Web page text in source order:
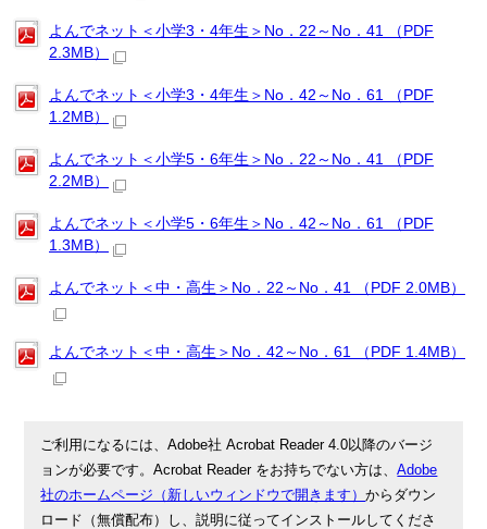
よんでネット＜小学3・4年生＞No．22～No．41 （PDF
2.3MB）
よんでネット＜小学3・4年生＞No．42～No．61 （PDF
1.2MB）
よんでネット＜小学5・6年生＞No．22～No．41 （PDF
2.2MB）
よんでネット＜小学5・6年生＞No．42～No．61 （PDF
1.3MB）
よんでネット＜中・高生＞No．22～No．41 （PDF 2.0MB）
よんでネット＜中・高生＞No．42～No．61 （PDF 1.4MB）
ご利用になるには、Adobe社 Acrobat Reader 4.0以降のバージ
ョンが必要です。Acrobat Reader をお持ちでない方は、Adobe
社のホームページ（新しいウィンドウで開きます）からダウン
ロード（無償配布）し、説明に従ってインストールしてくださ